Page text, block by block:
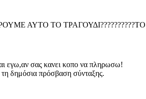
ΑΥΤΟ ΤΟ
εγω,αν σας κανει κοπο να πληρωσω!
τη δημόσια πρόσβαση σύνταξης.